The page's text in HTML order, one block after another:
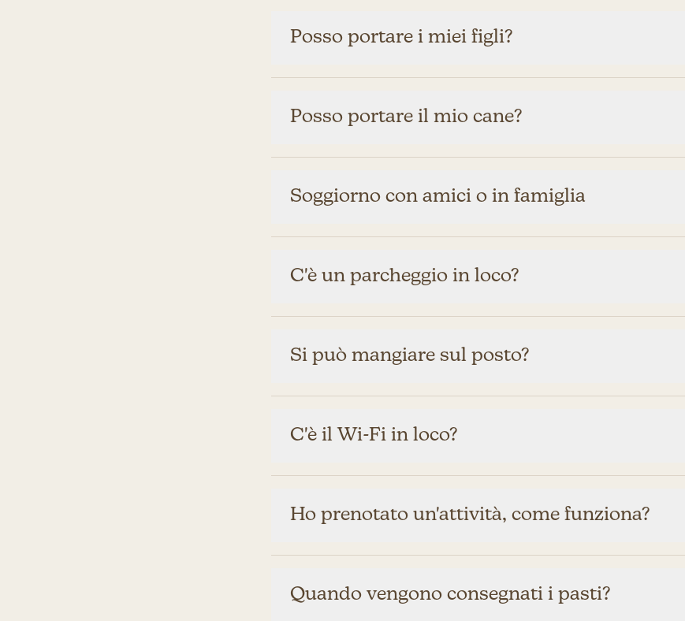
Posso portare i miei figli?
Posso portare il mio cane?
Soggiorno con amici o in famiglia
C'è un parcheggio in loco?
Si può mangiare sul posto?
C'è il Wi-Fi in loco?
Ho prenotato un'attività, come funziona?
Quando vengono consegnati i pasti?